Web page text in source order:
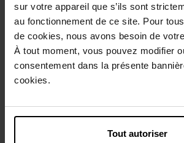
sur votre appareil que s’ils sont
au fonctionnement de ce site. Pour
de cookies, nous avons besoin de
À tout moment, vous pouvez modifier
consentement dans la présente
cookies.
Tout autoriser
Description